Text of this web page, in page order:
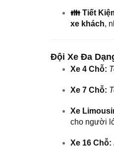
👪 Tiết
xe khách,
Đội Xe Đa
Xe 4 Chỗ:
Xe 7 Chỗ:
Xe
cho người
Xe 16 Chỗ: